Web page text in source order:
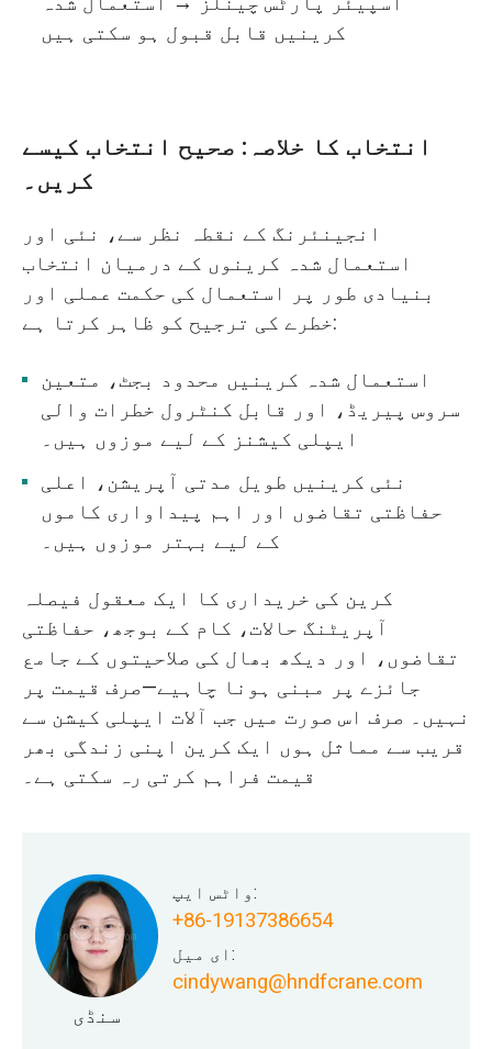
کرینیں قابل قبول ہو سکتی ہیں
انتخاب کا خلاصہ: صحیح انتخاب کیسے
کریں۔
انجینئرنگ کے نقطہ نظر سے، نئی اور
استعمال شدہ کرینوں کے درمیان انتخاب
بنیادی طور پر استعمال کی حکمت عملی اور
خطرے کی ترجیح کو ظاہر کرتا ہے:
استعمال شدہ کرینیں محدود بجٹ، متعین
سروس پیریڈ، اور قابل کنٹرول خطرات والی
ایپلی کیشنز کے لیے موزوں ہیں۔
نئی کرینیں طویل مدتی آپریشن، اعلی
حفاظتی تقاضوں اور اہم پیداواری کاموں
کے لیے بہتر موزوں ہیں۔
کرین کی خریداری کا ایک معقول فیصلہ
آپریٹنگ حالات، کام کے بوجھ، حفاظتی
تقاضوں، اور دیکھ بھال کی صلاحیتوں کے جامع
جائزے پر مبنی ہونا چاہیے—صرف قیمت پر
نہیں۔ صرف اس صورت میں جب آلات ایپلی کیشن سے
قریب سے مماثل ہوں ایک کرین اپنی زندگی بھر
قیمت فراہم کرتی رہ سکتی ہے۔
سنڈی
واٹس ایپ:
+86-19137386654
ای میل:
cindywang@hndfcrane.com